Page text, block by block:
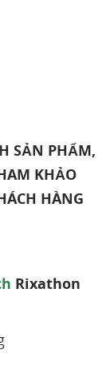
SẢN PHẨM,
KHẢO
HÀNG
Rixathon